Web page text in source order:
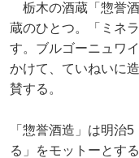
栃木の酒蔵「惣誉
蔵のひとつ。「ミネ
す。ブルゴーニュワ
かけて、ていねいに
賛する。
「惣誉酒造」は明治
る」をモットーとす